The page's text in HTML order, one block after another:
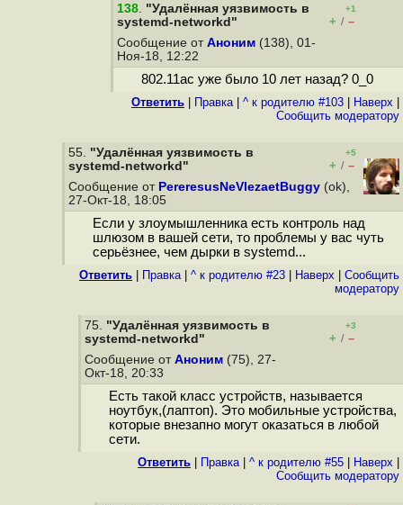
138. "Удалённая уязвимость в
systemd-networkd"
+1
+ / –
Сообщение от Аноним (138), 01-
Ноя-18, 12:22
802.11ас уже было 10 лет назад? 0_0
Ответить Правка| ^ к родителю #103 Наверх
Cообщить модератору
55. "Удалённая уязвимость в
systemd-networkd"
+5
+ / –
Сообщение от PereresusNeVlezaetBuggy (ok),
27-Окт-18, 18:05
Если у злоумышленника есть контроль над
шлюзом в вашей сети, то проблемы у вас чуть
серьёзнее, чем дырки в systemd...
Ответить Правка| ^ к родителю #23 Наверх
Cообщить
модератору
75. "Удалённая уязвимость в
systemd-networkd"
+3
+ / –
Сообщение от Аноним (75), 27-
Окт-18, 20:33
Есть такой класс устройств, называется
ноутбук,(лаптоп). Это мобильные устройства,
которые внезапно могут оказаться в любой
сети.
Ответить Правка| ^ к родителю #55 Наверх
Cообщить модератору